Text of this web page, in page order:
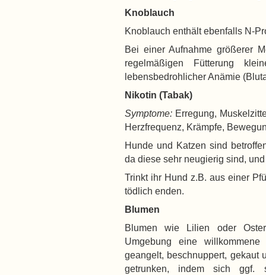
Knoblauch
Knoblauch enthält ebenfalls N-
Bei einer Aufnahme größerer
regelmäßigen Fütterung
lebensbedrohlicher Anämie
Nikotin (Tabak)
Symptome: Erregung,
Herzfrequenz, Krämpfe,
Hunde und Katzen sind
da diese sehr neugierig sind,
Trinkt ihr Hund z.B. aus einer
tödlich enden.
Blumen
Blumen wie Lilien oder
Umgebung eine
geangelt, beschnuppert, gekaut
getrunken, indem sich ggf.